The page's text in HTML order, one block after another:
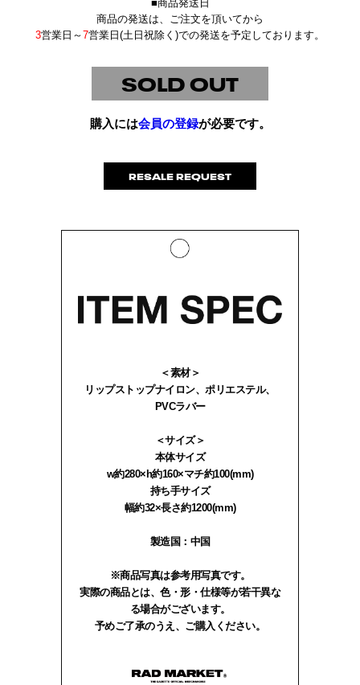
■商品発送日
商品の発送は、 ご注文を頂いてから
3営業日～7営業日(土日祝除く)での発送を予定しております。
SOLD OUT
購入には会員の登録が必要です。
RESALE REQUEST
＜素材＞
リップストップナイロン、ポリエステル、
PVCラバー
＜サイズ＞
本体サイズ
w約280×h約160×マチ約100(mm)
持ち手サイズ
幅約32×長さ約1200(mm)
製造国：中国
※商品写真は参考用写真です。
実際の商品とは、色・形・仕様等が若干異な
る場合がございます。
予めご了承のうえ、ご購入ください。